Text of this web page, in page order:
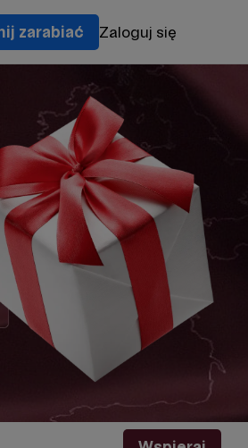
zarabiać Zaloguj się